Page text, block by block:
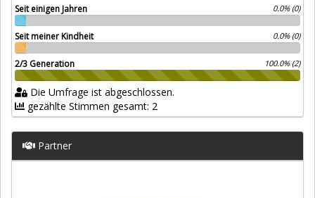
Seit einigen Jahren 0.0% (0)
Seit meiner Kindheit 0.0% (0)
2/3 Generation 100.0% (2)
Die Umfrage ist abgeschlossen.
gezählte Stimmen gesamt: 2
Partner